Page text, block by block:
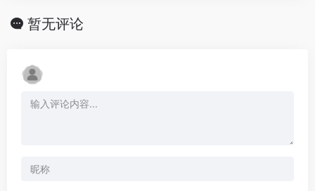
暂无评论